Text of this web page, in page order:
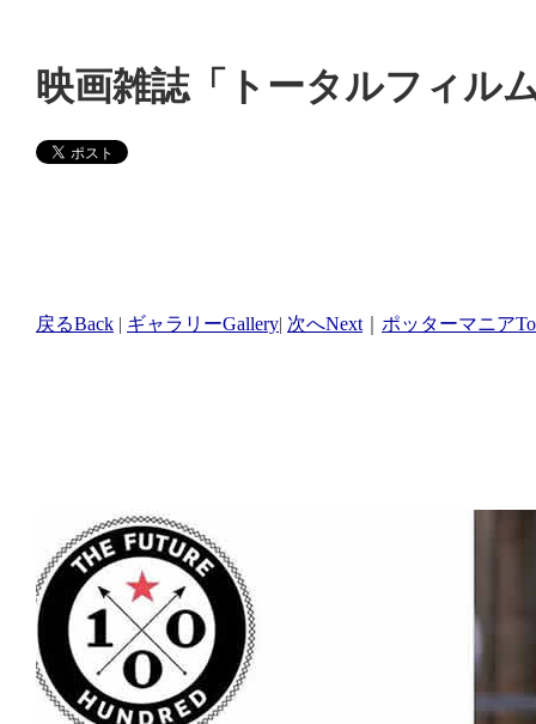
映画雑誌「トータルフィ
戻るBack | ギャラリーGallery| 次へNext ポッターマニア